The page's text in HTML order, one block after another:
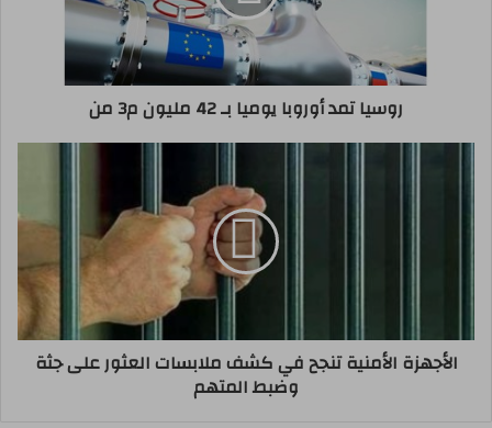
روسيا تمد أوروبا يوميا بـ 42 مليون م3 من
الأجهزة الأمنية تنجح في كشف ملابسات العثور على جثة
وضبط المتهم